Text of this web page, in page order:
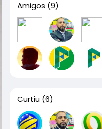
Amigos (9)
Curtiu (6)